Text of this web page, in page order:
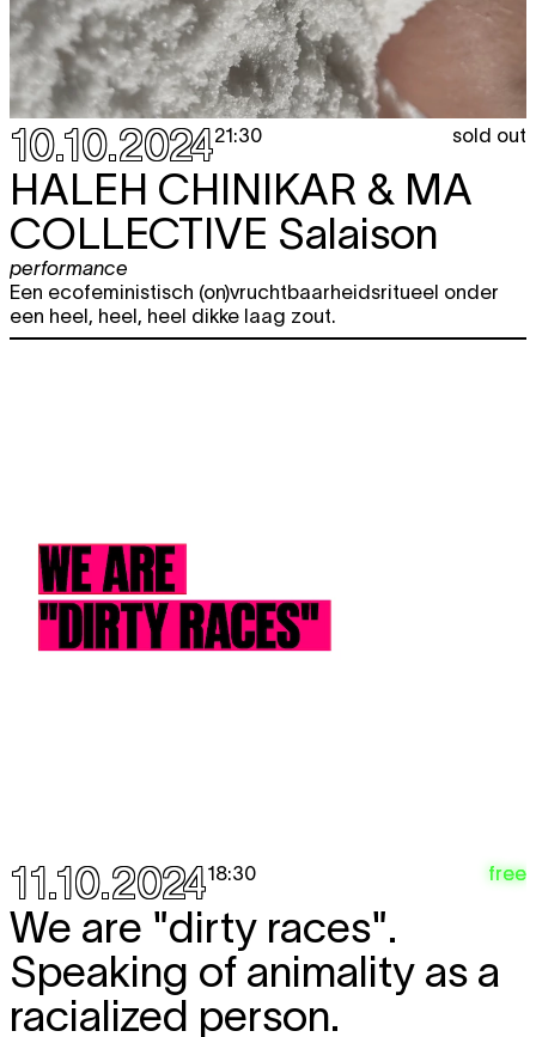
10.10.202421:30 sold out
HALEH CHINIKAR & MA
COLLECTIVE Salaison
performance
Een ecofeministisch (on)vruchtbaarheidsritueel onder
een heel, heel, heel dikke laag zout.
11.10.202418:30 free
We are "dirty races".
Speaking of animality as a
racialized person.